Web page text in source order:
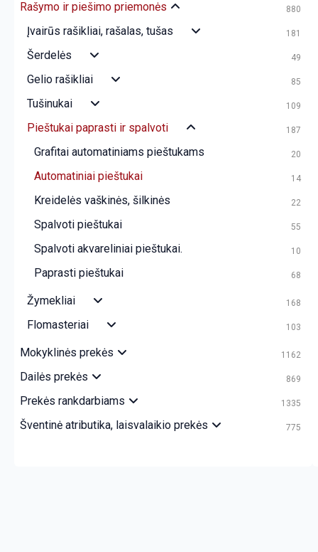
Rašymo ir piešimo priemonės 880
Įvairūs rašikliai, rašalas, tušas 181
Šerdelės 49
Gelio rašikliai 85
Tušinukai 109
Pieštukai paprasti ir spalvoti 187
Grafitai automatiniams pieštukams 20
Automatiniai pieštukai 14
Kreidelės vaškinės, šilkinės 22
Spalvoti pieštukai 55
Spalvoti akvareliniai pieštukai. 10
Paprasti pieštukai 68
Žymekliai 168
Flomasteriai 103
Mokyklinės prekės 1162
Dailės prekės 869
Prekės rankdarbiams 1335
Šventinė atributika, laisvalaikio prekės 775